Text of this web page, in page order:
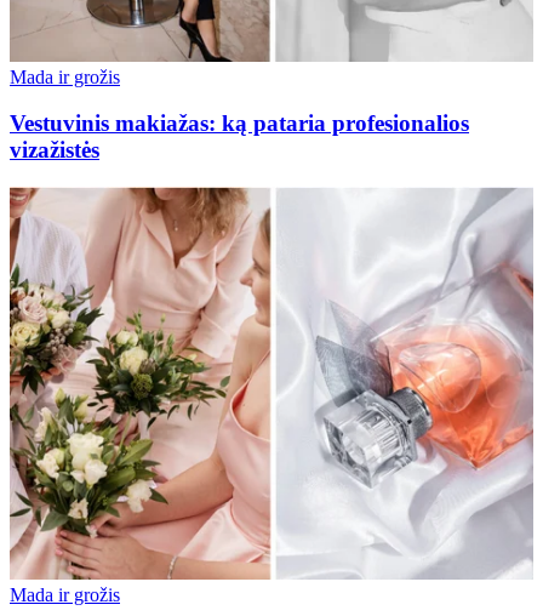
Mada ir grožis
Vestuvinis makiažas: ką pataria profesionalios
vizažistės
Mada ir grožis